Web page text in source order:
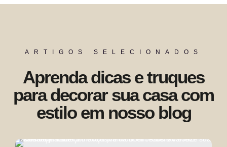
ARTIGOS SELECIONADOS
Aprenda dicas e truques
para decorar sua casa com
estilo em nosso blog